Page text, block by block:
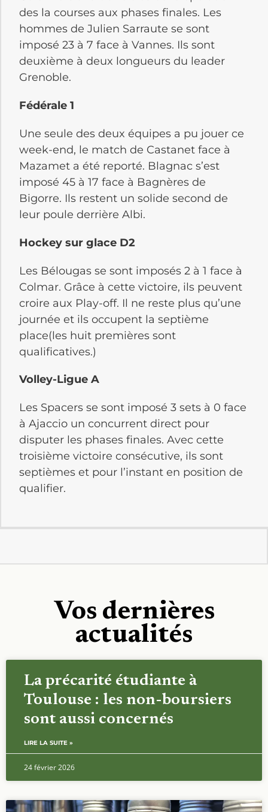
des la courses aux phases finales. Les
hommes de Julien Sarraute se sont
imposé 23 à 7 face à Vannes. Ils sont
deuxième à deux longueurs du leader
Grenoble.
Fédérale 1
Une seule des deux équipes a pu jouer ce
week-end, le match de Castanet face à
Mazamet a été reporté. Blagnac s’est
imposé 45 à 17 face à Bagnères de
Bigorre. Ils restent un solide second de
leur poule derrière Albi.
Hockey sur glace D2
Les Bélougas se sont imposés 2 à 1 face à
Colmar. Grâce à cette victoire, ils peuvent
croire aux Play-off. Il ne reste plus qu’une
journée et ils occupent la septième
place(les huit premières sont
qualificatives.)
Volley-Ligue A
Les Spacers se sont imposé 3 sets à 0 face
à Ajaccio un concurrent direct pour
disputer les phases finales. Avec cette
troisième victoire consécutive, ils sont
septièmes et pour l’instant en position de
qualifier.
Vos dernières
actualités
La précarité étudiante à
Toulouse : les non-boursiers
sont aussi concernés
LIRE LA SUITE »
24 février 2026